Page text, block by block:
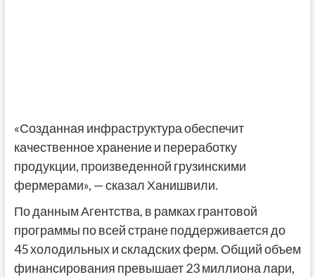
«Созданная инфраструктура обеспечит
качественное хранение и переработку
продукции, произведенной грузинскими
фермерами», — сказал Ханишвили.
По данным Агентства, в рамках грантовой
программы по всей стране поддерживается до
45 холодильных и складских ферм. Общий объем
финансирования превышает 23 миллиона лари,